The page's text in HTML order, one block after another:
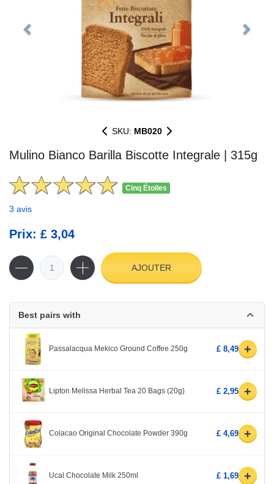
SKU: MB020
Mulino Bianco Barilla Biscotte Integrale | 315g
Cinq Étoiles
3 avis
Prix: £ 3,04
AJOUTER
Best pairs with
Passalacqua Mekico Ground Coffee 250g £ 8,49 +
Lipton Melissa Herbal Tea 20 Bags (20g) £ 2,95 +
Colacao Original Chocolate Powder 390g £ 4,69 +
Ucal Chocolate Milk 250ml £ 1,69 +